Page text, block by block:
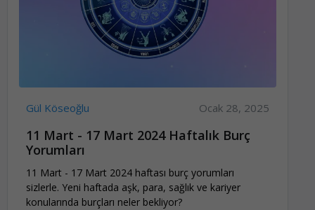
Gül Köseoğlu Ocak 28, 2025
11 Mart - 17 Mart 2024 Haftalık Burç
Yorumları
11 Mart - 17 Mart 2024 haftası burç yorumları
sizlerle. Yeni haftada aşk, para, sağlık ve kariyer
konularında burçları neler bekliyor?